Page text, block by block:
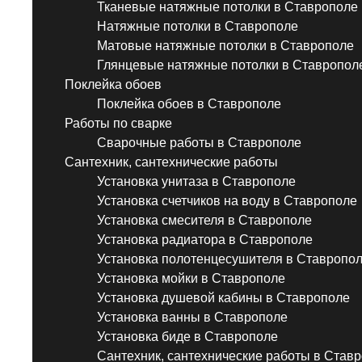
Тканевые натяжные потолки в Ставрополе
Натяжные потолки в Ставрополе
Матовые натяжные потолки в Ставрополе
Глянцевые натяжные потолки в
Поклейка обоев
Поклейка обоев в Ставрополе
Работы по сварке
Сварочные работы в Ставрополе
Сантехник, сантехнические работы
Установка унитаза в Ставрополе
Установка счетчиков на воду в Ставрополе
Установка смесителя в Ставрополе
Установка радиатора в Ставрополе
Установка полотенцесушителя в
Установка мойки в Ставрополе
Установка душевой кабины в Ставрополе
Установка ванны в Ставрополе
Установка биде в Ставрополе
Сантехник, сантехнические работы в